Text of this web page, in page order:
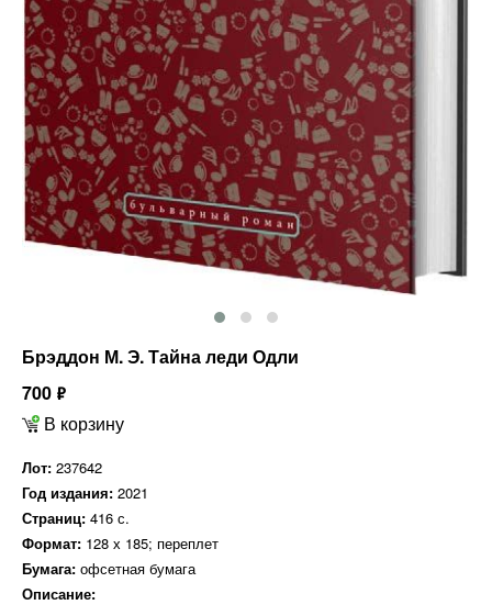
Брэддон М. Э. Тайна леди Одли
700 ф
В корзину
Лот: 237642
Год издания: 2021
Страниц: 416 с.
Формат: 128 х 185; переплет
Бумага: офсетная бумага
Описание: